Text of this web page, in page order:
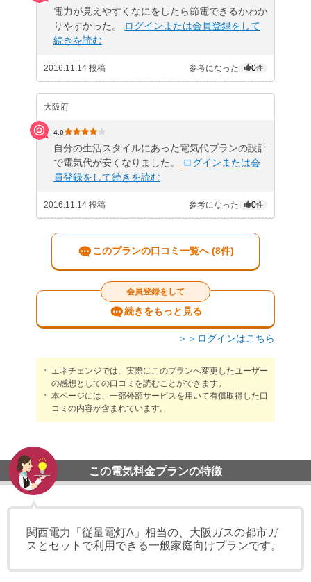
電力が見えやすくなにをしたら節電できるかわか
りやすかった。
ログインまたは会員登録をして
続きを読む
2016.11.14 投稿 参考になった 0件
大阪府
4.0
自分の生活スタイルにあった電気代プランの設計
で電気代が安くなりました。
ログインまたは会
員登録をして続きを読む
2016.11.14 投稿 参考になった 0件
このプランの口コミ一覧へ (8件)
会員登録をして
続きをもっと見る
＞＞ログインはこちら
エネチェンジでは、実際にこのプランへ変更したユーザー
の感想としての口コミを読むことができます。
本ページには、一部外部サービスを用いて有償取得した口
コミの内容が含まれています。
この電気料金プランの特徴
関西電力「従量電灯A」相当の、大阪ガスの都市ガ
スとセットで利用できる一般家庭向けプランです。